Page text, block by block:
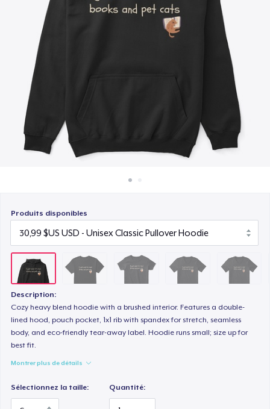
Vendez partout
Produits disponibles
Description:
Cozy heavy blend hoodie with a brushed interior. Features a double-
lined hood, pouch pocket, 1x1 rib with spandex for stretch, seamless
body, and eco-friendly tear-away label. Hoodie runs small; size up for
best fit.
Montrer plus de détails
Sélectionnez la taille: Quantité:
19,99 $US
Women's Premium V-Neck Tee
22,99 $US